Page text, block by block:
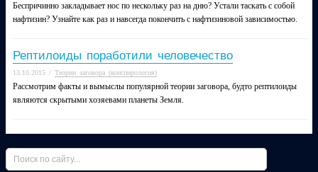
Беспричинно закладывает нос по нескольку раз на дню? Устали таскать с собой
нафтизин? Узнайте как раз и навсегда покончить с нафтизиновой зависимостью.
Рептилоиды поработили человечество
13.10.2015 / Теории заговора (конспирология)
Рассмотрим факты и вымыслы популярной теории заговора, будто рептилоиды
являются скрытыми хозяевами планеты Земля.